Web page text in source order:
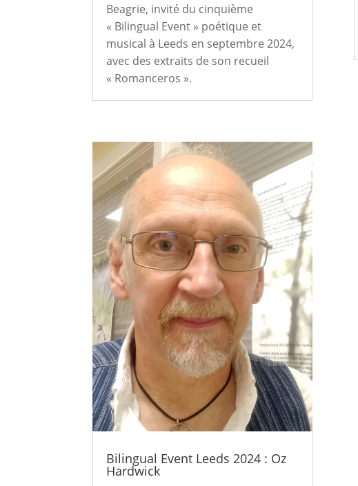
Beagrie, invité du cinquième
« Bilingual Event » poétique et
musical à Leeds en septembre 2024,
avec des extraits de son recueil
« Romanceros ».
Bilingual Event Leeds 2024 : Oz
Hardwick